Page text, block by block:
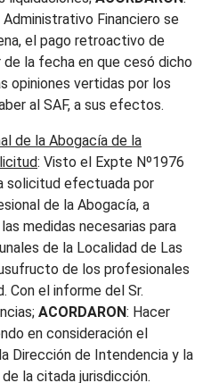
Financiero se
el pago retroactivo de
de la fecha en que cesó dicho
opiniones vertidas por los
al SAF, a sus efectos.
de la Abogacía de la
: Visto el Expte Nº1976
solicitud efectuada por
de la Abogacía, a
medidas necesarias para
de la Localidad de Las
de los profesionales
Con el informe del Sr.
ACORDARON: Hacer
en consideración el
Dirección de Intendencia y la
la citada jurisdicción.